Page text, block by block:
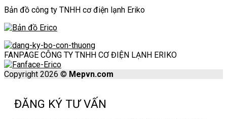
Bản đồ công ty TNHH cơ điện lạnh Eriko
FANPAGE CÔNG TY TNHH CƠ ĐIỆN LẠNH ERIKO
Copyright 2026 © Mepvn.com
ĐĂNG KÝ TƯ VẤN